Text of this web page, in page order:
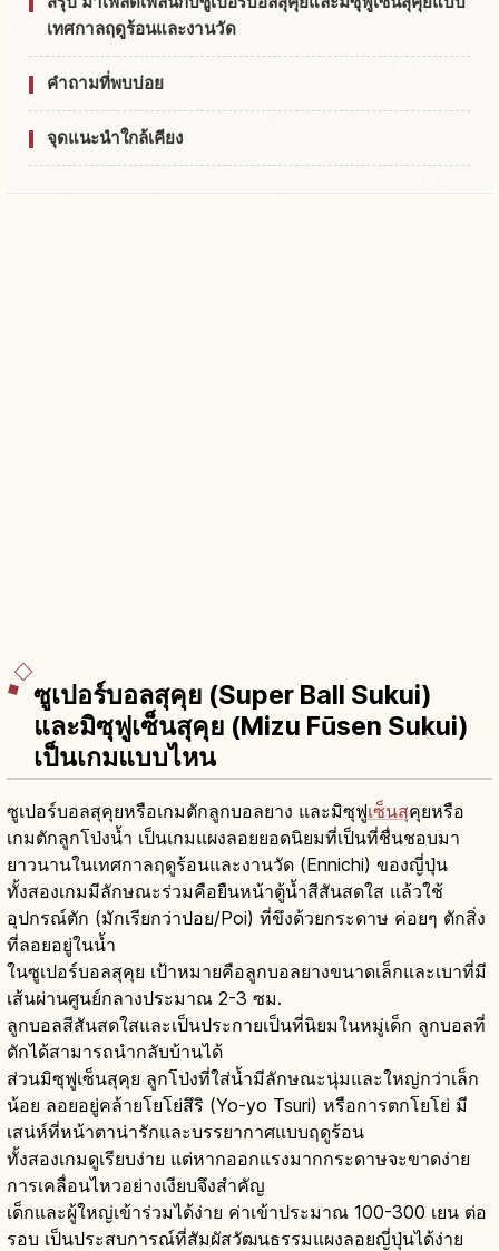
เทศกาลฤดูร้อนและงานวัด
คำถามที่พบบ่อย
จุดแนะนำใกล้เคียง
ซูเปอร์บอลสุคุย (Super Ball Sukui)
และมิซุฟูเซ็นสุคุย (Mizu Fūsen Sukui)
เป็นเกมแบบไหน
ซูเปอร์บอลสุคุยหรือเกมตักลูกบอลยาง และมิซุฟูเซ็นสุคุยหรือ
เกมตักลูกโป่งน้ำ เป็นเกมแผงลอยยอดนิยมที่เป็นที่ชื่นชอบมา
ยาวนานในเทศกาลฤดูร้อนและงานวัด (Ennichi) ของญี่ปุ่น
ทั้งสองเกมมีลักษณะร่วมคือยืนหน้าตู้น้ำสีสันสดใส แล้วใช้
อุปกรณ์ตัก (มักเรียกว่าปอย/Poi) ที่ขึงด้วยกระดาษ ค่อยๆ ตักสิ่ง
ที่ลอยอยู่ในน้ำ
ในซูเปอร์บอลสุคุย เป้าหมายคือลูกบอลยางขนาดเล็กและเบาที่มี
เส้นผ่านศูนย์กลางประมาณ 2-3 ซม.
ลูกบอลสีสันสดใสและเป็นประกายเป็นที่นิยมในหมู่เด็ก ลูกบอลที่
ตักได้สามารถนำกลับบ้านได้
ส่วนมิซุฟูเซ็นสุคุย ลูกโป่งที่ใส่น้ำมีลักษณะนุ่มและใหญ่กว่าเล็ก
น้อย ลอยอยู่คล้ายโยโย่สึริ (Yo-yo Tsuri) หรือการตกโยโย่ มี
เสน่ห์ที่หน้าตาน่ารักและบรรยากาศแบบฤดูร้อน
ทั้งสองเกมดูเรียบง่าย แต่หากออกแรงมากกระดาษจะขาดง่าย
การเคลื่อนไหวอย่างเงียบจึงสำคัญ
เด็กและผู้ใหญ่เข้าร่วมได้ง่าย ค่าเข้าประมาณ 100-300 เยน ต่อ
รอบ เป็นประสบการณ์ที่สัมผัสวัฒนธรรมแผงลอยญี่ปุ่นได้ง่าย